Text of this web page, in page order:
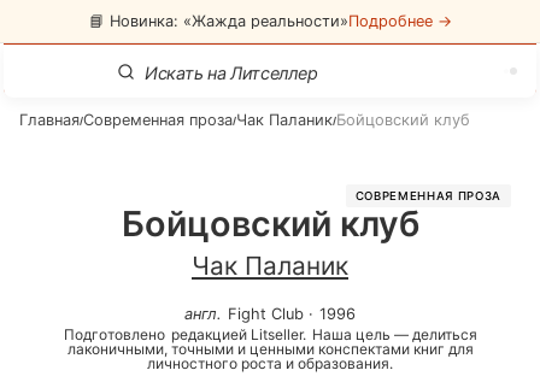
📘 Новинка: «Жажда реальности»Подробнее →
Главная/Современная проза/Чак Паланик/Бойцовский клуб
СОВРЕМЕННАЯ ПРОЗА
Бойцовский клуб
Чак Паланик
англ. Fight Club · 1996
Подготовлено редакцией Litseller. Наша цель — делиться
лаконичными, точными и ценными конспектами книг для
личностного роста и образования.